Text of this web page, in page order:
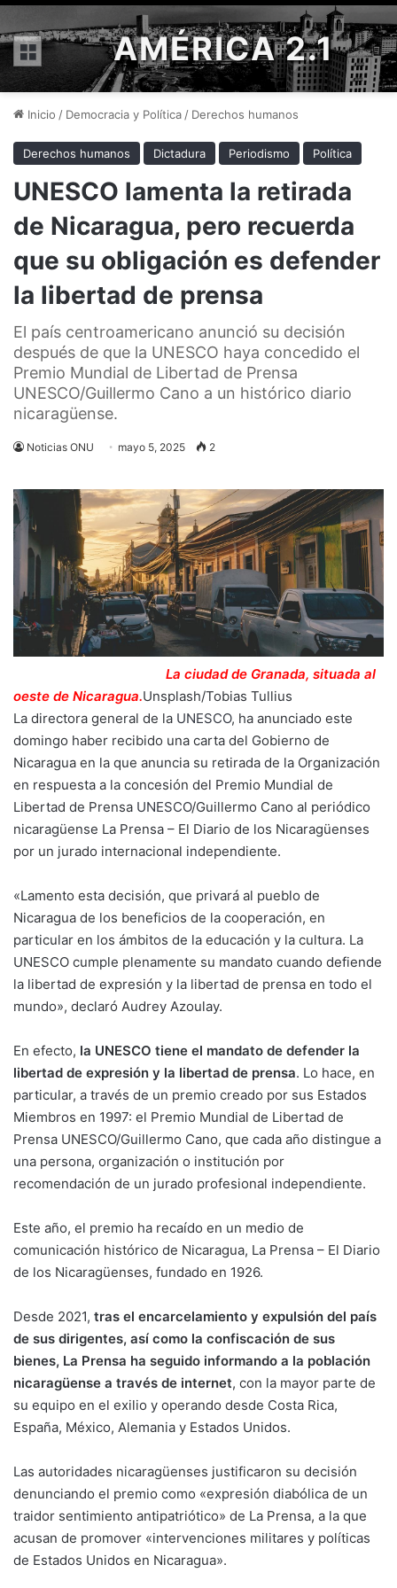
Menú AMÉRICA 2.1
Inicio / Democracia y Política / Derechos humanos
Derechos humanos Dictadura Periodismo Política
UNESCO lamenta la retirada
de Nicaragua, pero recuerda
que su obligación es defender
la libertad de prensa
El país centroamericano anunció su decisión
después de que la UNESCO haya concedido el
Premio Mundial de Libertad de Prensa
UNESCO/Guillermo Cano a un histórico diario
nicaragüense.
Noticias ONU mayo 5, 2025 2
La ciudad de Granada, situada al
oeste de Nicaragua.Unsplash/Tobias Tullius
La directora general de la UNESCO, ha anunciado este
domingo haber recibido una carta del Gobierno de
Nicaragua en la que anuncia su retirada de la Organización
en respuesta a la concesión del Premio Mundial de
Libertad de Prensa UNESCO/Guillermo Cano al periódico
nicaragüense La Prensa – El Diario de los Nicaragüenses
por un jurado internacional independiente.
«Lamento esta decisión, que privará al pueblo de
Nicaragua de los beneficios de la cooperación, en
particular en los ámbitos de la educación y la cultura. La
UNESCO cumple plenamente su mandato cuando defiende
la libertad de expresión y la libertad de prensa en todo el
mundo», declaró Audrey Azoulay.
En efecto, la UNESCO tiene el mandato de defender la
libertad de expresión y la libertad de prensa. Lo hace, en
particular, a través de un premio creado por sus Estados
Miembros en 1997: el Premio Mundial de Libertad de
Prensa UNESCO/Guillermo Cano, que cada año distingue a
una persona, organización o institución por
recomendación de un jurado profesional independiente.
Este año, el premio ha recaído en un medio de
comunicación histórico de Nicaragua, La Prensa – El Diario
de los Nicaragüenses, fundado en 1926.
Desde 2021, tras el encarcelamiento y expulsión del país
de sus dirigentes, así como la confiscación de sus
bienes, La Prensa ha seguido informando a la población
nicaragüense a través de internet, con la mayor parte de
su equipo en el exilio y operando desde Costa Rica,
España, México, Alemania y Estados Unidos.
Las autoridades nicaragüenses justificaron su decisión
denunciando el premio como «expresión diabólica de un
traidor sentimiento antipatriótico» de La Prensa, a la que
acusan de promover «intervenciones militares y políticas
de Estados Unidos en Nicaragua».